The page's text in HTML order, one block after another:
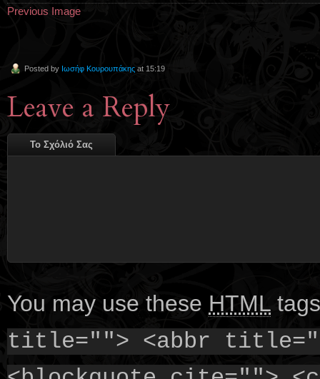
Previous Image
Posted by Ιωσήφ Κουρουπάκης at 15:19
Leave a Reply
Το Σχόλιό Σας
You may use these HTML
title=""> <abbr